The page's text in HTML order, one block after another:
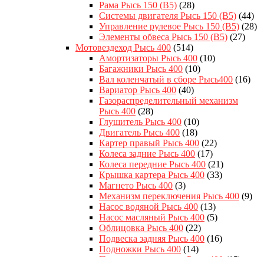
Рама Рысь 150 (B5) (28)
Системы двигателя Рысь 150 (B5) (44)
Управление рулевое Рысь 150 (B5) (28)
Элементы обвеса Рысь 150 (B5) (27)
Мотовездеход Рысь 400 (514)
Амортизаторы Рысь 400 (10)
Багажники Рысь 400 (10)
Вал коленчатый в сборе Рысь400 (16)
Вариатор Рысь 400 (40)
Газораспределительный механизм
Рысь 400 (28)
Глушитель Рысь 400 (10)
Двигатель Рысь 400 (18)
Картер правый Рысь 400 (22)
Колеса задние Рысь 400 (17)
Колеса передние Рысь 400 (21)
Крышка картера Рысь 400 (33)
Магнето Рысь 400 (3)
Механизм переключения Рысь 400 (9)
Насос водяной Рысь 400 (13)
Насос масляный Рысь 400 (5)
Облицовка Рысь 400 (22)
Подвеска задняя Рысь 400 (16)
Подножки Рысь 400 (14)